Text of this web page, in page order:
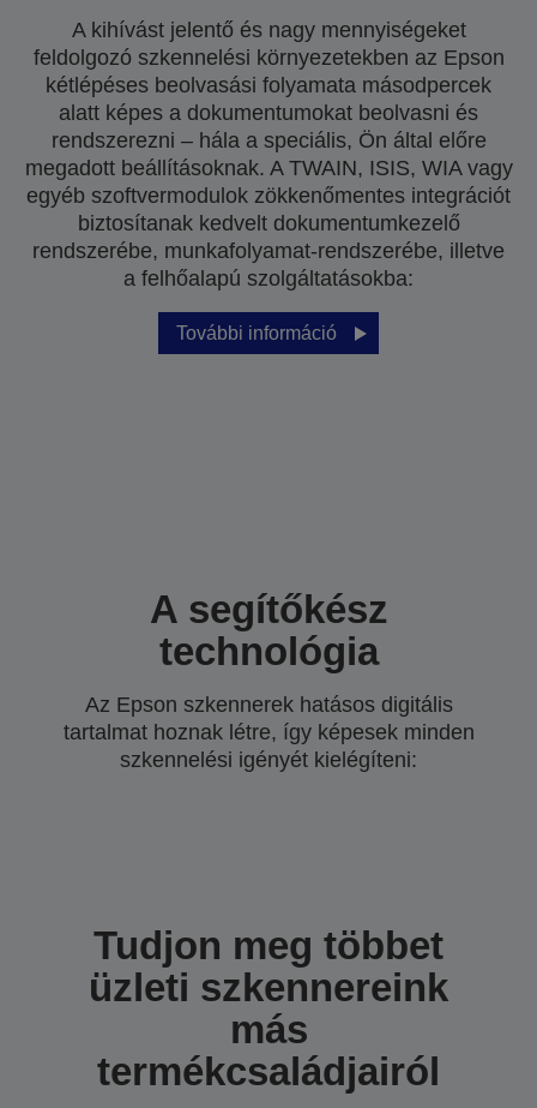
A kihívást jelentő és nagy mennyiségeket
feldolgozó szkennelési környezetekben az Epson
kétlépéses beolvasási folyamata másodpercek
alatt képes a dokumentumokat beolvasni és
rendszerezni – hála a speciális, Ön által előre
megadott beállításoknak. A TWAIN, ISIS, WIA vagy
egyéb szoftvermodulok zökkenőmentes integrációt
biztosítanak kedvelt dokumentumkezelő
rendszerébe, munkafolyamat-rendszerébe, illetve
a felhőalapú szolgáltatásokba:
További információ
A segítőkész
technológia
Az Epson szkennerek hatásos digitális
tartalmat hoznak létre, így képesek minden
szkennelési igényét kielégíteni:
Tudjon meg többet
üzleti szkennereink
más
termékcsaládjairól